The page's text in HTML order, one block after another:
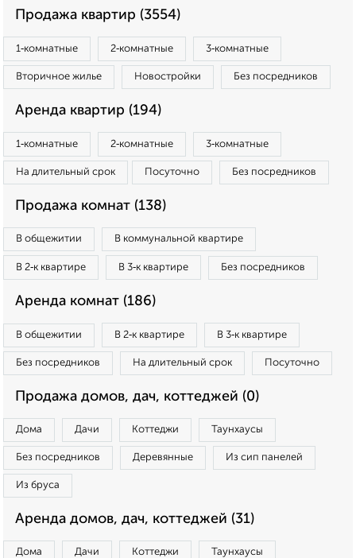
Продажа квартир (3554)
1‑комнатные 2‑комнатные 3‑комнатные
Вторичное жилье Новостройки Без посредников
Аренда квартир (194)
1‑комнатные 2‑комнатные 3‑комнатные
На длительный срок Посуточно Без посредников
Продажа комнат (138)
В общежитии В коммунальной квартире
В 2‑к квартире В 3‑к квартире Без посредников
Аренда комнат (186)
В общежитии В 2‑к квартире В 3‑к квартире
Без посредников На длительный срок Посуточно
Продажа домов, дач, коттеджей (0)
Дома Дачи Коттеджи Таунхаусы
Без посредников Деревянные Из сип панелей
Из бруса
Аренда домов, дач, коттеджей (31)
Дома Дачи Коттеджи Таунхаусы